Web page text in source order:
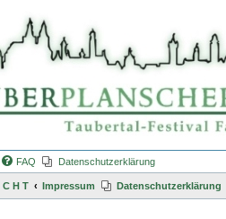
FAQ Datenschutzerklärung
C H T Impressum
Datenschutzerklärung